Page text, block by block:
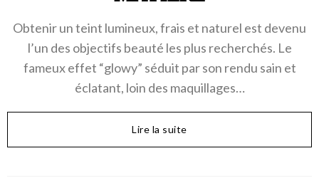
Obtenir un teint lumineux, frais et naturel est devenu
l’un des objectifs beauté les plus recherchés. Le
fameux effet “glowy” séduit par son rendu sain et
éclatant, loin des maquillages…
Lire la suite